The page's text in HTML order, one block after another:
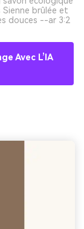
brûlée et
douces --ar 3:2
Avec L’IA